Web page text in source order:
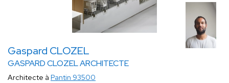
Gaspard CLOZEL
GASPARD CLOZEL ARCHITECTE
Architecte à Pantin 93500